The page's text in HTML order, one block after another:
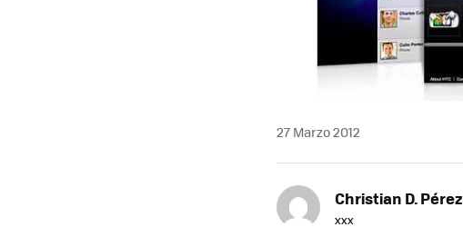
27 Marzo 2012
Christian D. Pérez
xxx